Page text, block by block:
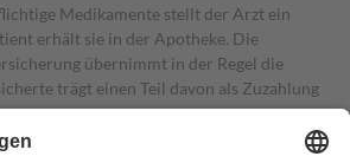
Medikamente stellt der Arzt ein
erhält sie in der Apotheke. Die
übernimmt in der Regel die
trägt einen Teil davon als Zuzahlung
Zuzahlungen in Höhe von zehn